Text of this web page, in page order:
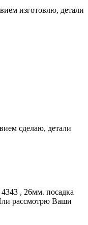
изготовлю, детали
сделаю, детали
, 26мм. посадка
рассмотрю Ваши